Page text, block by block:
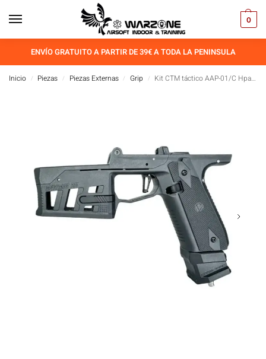
0
ENVÍO GRATUITO A PARTIR DE 39€ A TODA LA PENINSULA
Inicio / Piezas / Piezas Externas / Grip / Kit CTM táctico AAP-01/C Hpa M4XIMUS – Negro